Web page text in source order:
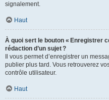
signalement.
Haut
À quoi sert le bouton « Enregistrer
rédaction d’un sujet ?
Il vous permet d’enregistrer un
publier plus tard. Vous retrouverez
contrôle utilisateur.
Haut